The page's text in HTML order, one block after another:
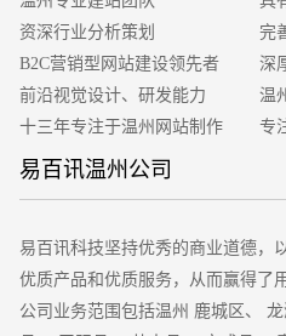
在进行网页界面设计时最根本的
息的一种网络服务。无需在页面上
杂、花哨的图片。页面的下载不能
接，还要少实用大幅的图片、动画
作设计上要简单一些，还需有很明
务都需放于最为明显的地方，以向
网页排版与布局上，许多网页界
排版设计过于死板，还有抄袭之嫌
信息都堆积于页面上，这对浏览者
资深行业分析策划
B2C营销型网站建设领先者
前沿视觉设计、研发能力
十三年专注于温州网站制作
客户的满意是我们唯一的宗旨
完
深
温
专
易百讯温州公司
易百讯科技坚持优秀的商业道德，
优质产品和优质服务，从而赢得了
公司业务范围包括温州 鹿城区、